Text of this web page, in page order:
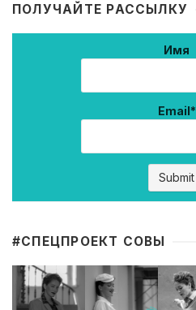
ПОЛУЧАЙТЕ РАССЫЛКУ
Имя
Email*
#CПЕЦПРОЕКТ СОВЫ